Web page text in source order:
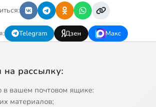
Telegram Дзен Макс
на рассылку:
вашем почтовом ящике:
материалов;